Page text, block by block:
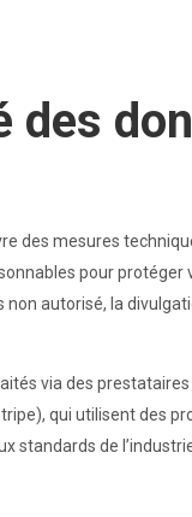
des
des mesures
pour protéger
non autorisé, la
via des
qui utilisent des
standards de